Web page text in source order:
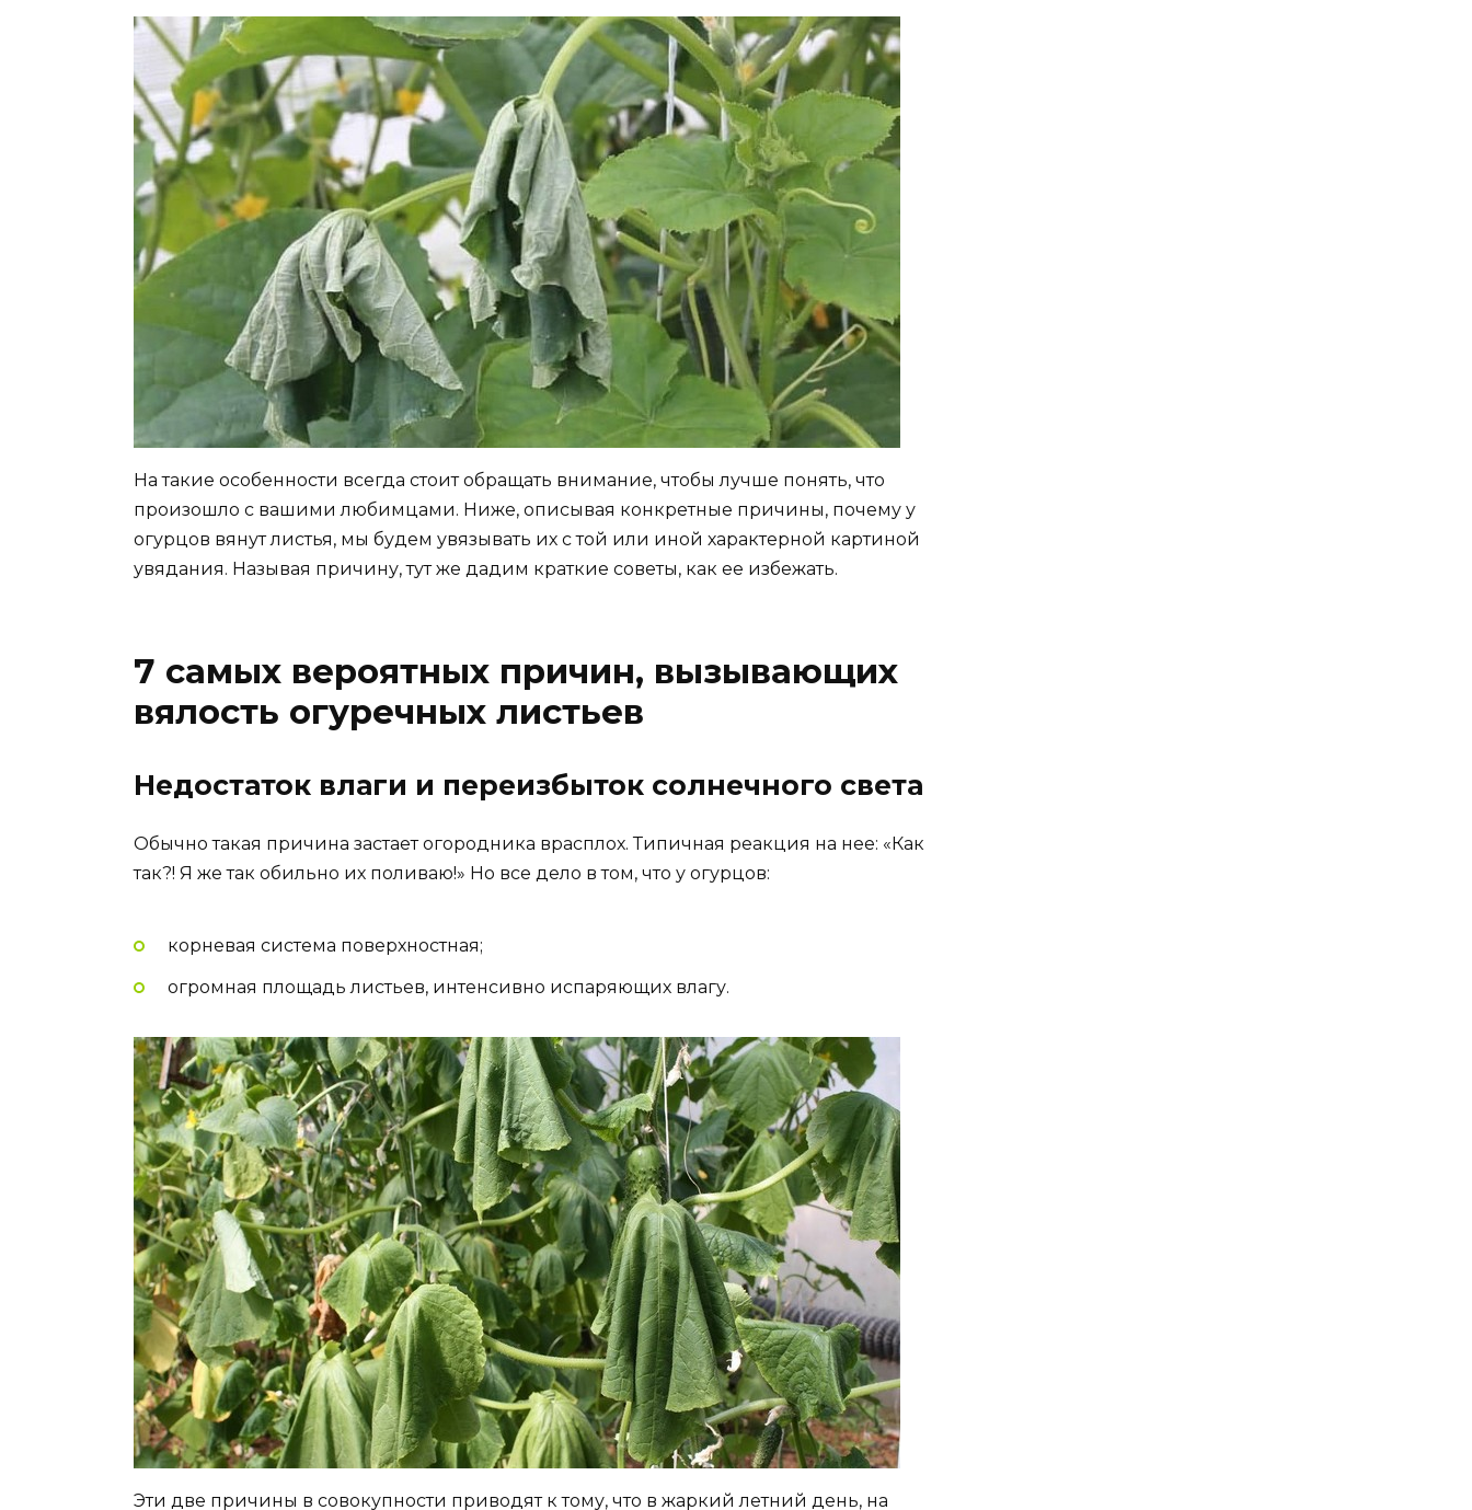
На такие особенности всегда стоит обращать внимание, чтобы лучше понять, что
произошло с вашими любимцами. Ниже, описывая конкретные причины, почему у
огурцов вянут листья, мы будем увязывать их с той или иной характерной картиной
увядания. Называя причину, тут же дадим краткие советы, как ее избежать.
7 самых вероятных причин, вызывающих
вялость огуречных листьев
Недостаток влаги и переизбыток солнечного света
Обычно такая причина застает огородника врасплох. Типичная реакция на нее: «Как
так?! Я же так обильно их поливаю!» Но все дело в том, что у огурцов:
корневая система поверхностная;
огромная площадь листьев, интенсивно испаряющих влагу.
Эти две причины в совокупности приводят к тому, что в жаркий летний день, на